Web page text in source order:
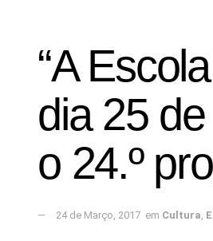
“A
dia 25
o 24.º
24 de Março, 2017 em Cultura,